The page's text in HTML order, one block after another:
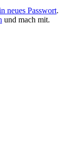
neues Passwort.
und mach mit.